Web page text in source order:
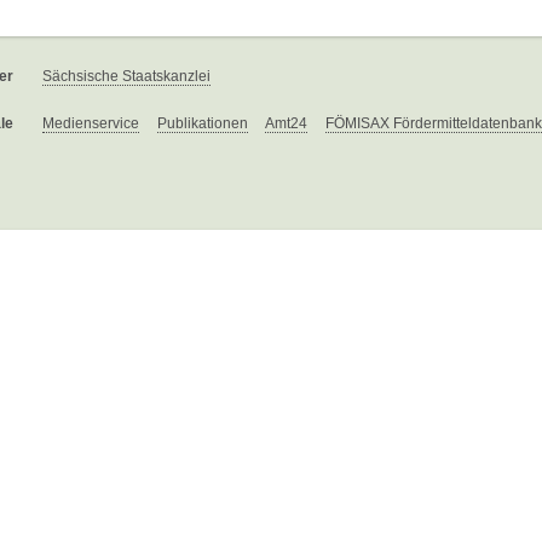
Sächsische Staatskanzlei
Medienservice Publikationen Amt24 FÖMISAX Fördermitteldatenbank